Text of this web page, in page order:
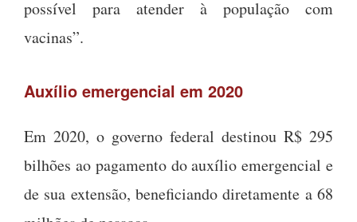
possível para atender à população com
vacinas”.
Auxílio emergencial em 2020
Em 2020, o governo federal destinou R$ 295
bilhões ao pagamento do auxílio emergencial e
de sua extensão, beneficiando diretamente a 68